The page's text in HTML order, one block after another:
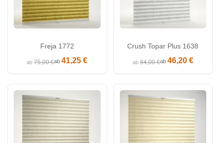
Freja 1772
ab75,00 €ab41,25 €
Crush Topar Plus 1638
ab84,00 €ab 46,20 €